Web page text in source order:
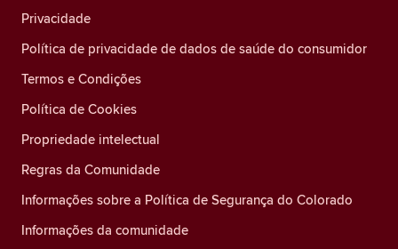
Privacidade
Política de privacidade de dados de saúde do consumidor
Termos e Condições
Política de Cookies
Propriedade intelectual
Regras da Comunidade
Informações sobre a Política de Segurança do Colorado
Informações da comunidade